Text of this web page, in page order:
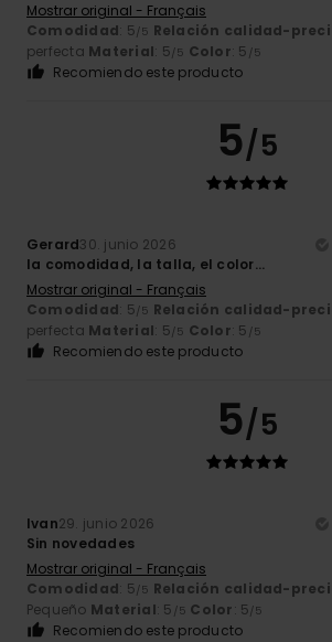
Mostrar original - Français
Comodidad: 5/5 Relación calidad-
perfecta Material: 5/5 Color: 5 /5
Recomiendo este producto
5/5
Gerard30. junio 2026
la comodidad, la talla, el color...
Mostrar original - Français
Comodidad: 5/5 Relación calidad-
perfecta Material: 5/5 Color: 5 /5
Recomiendo este producto
5/5
Ivan29. junio 2026
Sin novedades
Mostrar original - Français
Comodidad: 5/5 Relación calidad-
Pequeño Material: 5 /5 Color: 5/5
Recomiendo este producto